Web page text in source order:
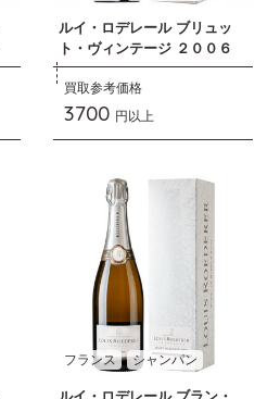
ルイ・ロデレール ブリュッ
ト・ヴィンテージ ２００６
買取参考価格
3700 円以上
フランス シャンパン